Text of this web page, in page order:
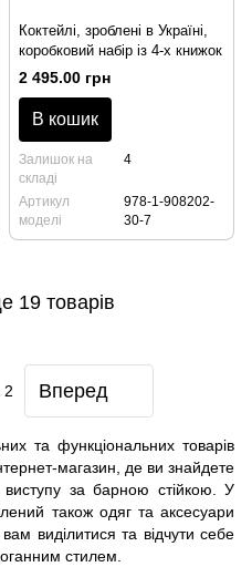
Коктейлі, зроблені в Україні,
коробковий набір із 4-х книжок
2 495.00 грн
В кошик
Залишок на
складі
4
Артикул
моделі
978-1-908202-
30-7
19 товарів
Вперед
та функціональних товарів
магазин, де ви знайдете
за барною стійкою. У
також одяг та аксесуари
виділитися та відчути себе
стилем.